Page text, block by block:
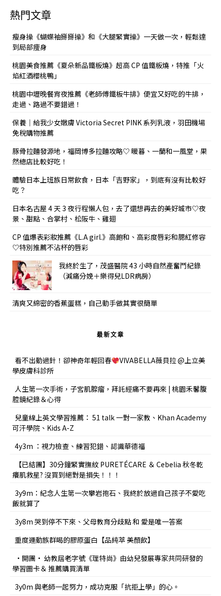
熱門文章
瘦身操《蝴蝶袖掰掰操》和《大腿緊實操》一天做一次，輕鬆達
到局部痩身
桃園美食推薦《夏朵新品鐵板燒》超高 CP 值鐵板燒，特推「火
焰紅酒櫻桃鴨」
桃園中壢晚餐宵夜推薦《老師傅鐵板牛排》便宜又好吃的牛排，
走過、路過不要錯過！
保養｜給我少女嫩膚 Victoria Secret PINK 系列乳液，羽田機場
免稅購物推薦
豚骨拉麵發源地，福岡博多拉麵攻略♡ 暖暮、一蘭和一風堂，果
然總店比較好吃！
體驗日本上班族日常飲食，日本「吉野家」，到底有沒有比較好
吃？
日本名古屋 4 天 3 夜行程懶人包，去了還想再去的美好城市♡夜
景、甜點、合掌村、松阪牛、雞翅
CP 值爆表彩妝推薦《L.A girl.》高飽和、高彩度唇彩和腮紅修容
♡特別推薦不沾杯的唇彩
我終於生了，茂盛醫院 43 小時自然產奮鬥紀錄
（減痛分娩＋樂得兒LDR病房）
清爽又綿密的香蕉蛋糕，自己動手做其實很簡單
最新文章
看不出動過針！卻神奇年輕回春
VIVABELLA薇貝拉 @上立美
學皮膚科診所
人生第一次手術，子宮肌腺瘤，拜託經痛不要再來 | 桃園禾馨腹
腔鏡紀錄＆心得
兒童線上英文學習推薦： 51 talk 一對一家教、Khan Academy
可汗學院、Kids A-Z
4y3m ：視力檢查、練習犯錯、認識華德福
【已結團】30分鐘緊實撫紋 PURETÉCARE ＆ Cebelia 秋冬乾
癢肌救星? 沒買到絕對是損失！！！
3y9m：紀念人生第一次攀岩抱石、我終於放過自己孩子不愛吃
飯就算了
3y8m 哭到停不下來、父母教育分歧點 和 愛是唯一答案
重度運動族群喝的膠原蛋白【品純萃 美顏飲】
•開團• 幼教屆老字號《理特尚》由幼兒發展專家共同研發的
學習圖卡＆ 推薦購買清單
3y0m 與老師一起努力，成功克服「抗拒上學」的心。